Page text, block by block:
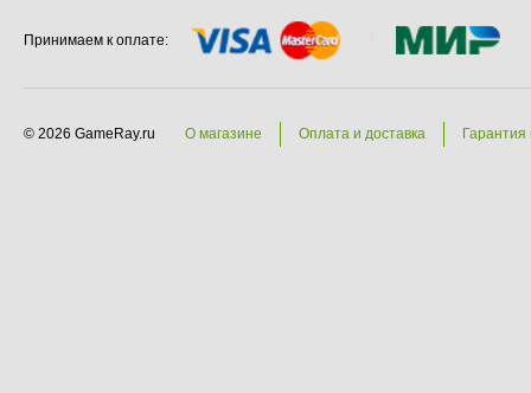
Принимаем к оплате:
© 2026 GameRay.ru О магазине Оплата и доставка Гарантия